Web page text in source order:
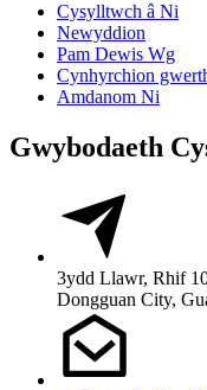
Cysylltwch â Ni
Newyddion
Pam Dewis Wg
Cynhyrchion
Amdanom Ni
Gwybodaeth
3ydd Llawr, Rhif
Dongguan City,